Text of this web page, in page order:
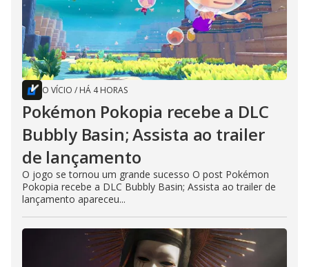
O VÍCIO / HÁ 4 HORAS
Pokémon Pokopia recebe a DLC
Bubbly Basin; Assista ao trailer
de lançamento
O jogo se tornou um grande sucesso O post Pokémon
Pokopia recebe a DLC Bubbly Basin; Assista ao trailer de
lançamento apareceu...